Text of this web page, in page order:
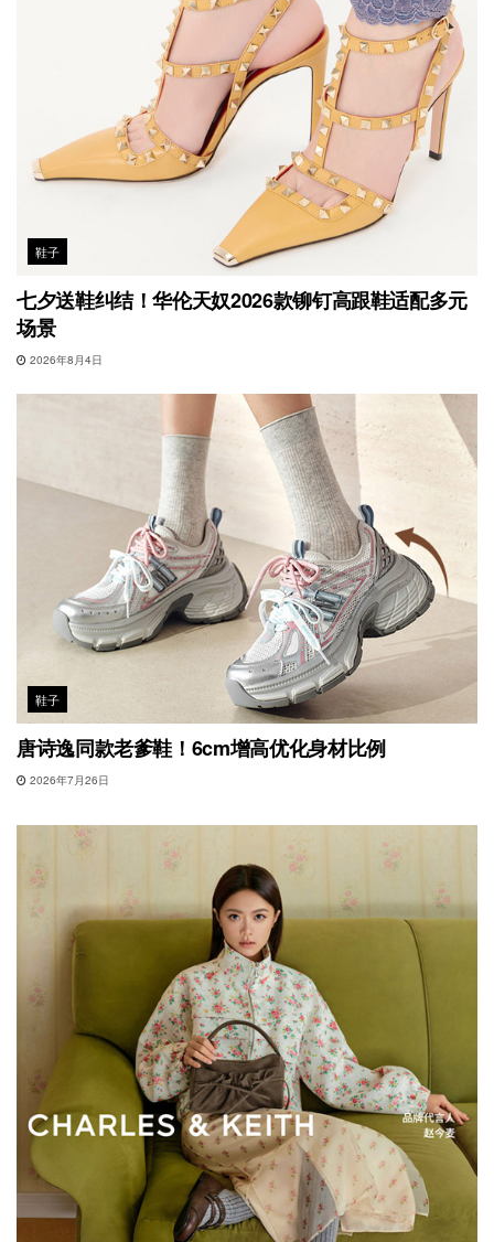
鞋子
七夕送鞋纠结！华伦天奴2026款铆钉高跟鞋适配多元
场景
2026年8月4日
鞋子
唐诗逸同款老爹鞋！6cm增高优化身材比例
2026年7月26日